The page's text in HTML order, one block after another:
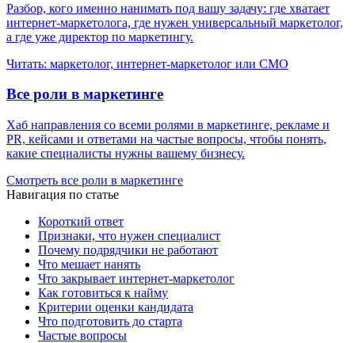
Разбор, кого именно нанимать под вашу задачу: где хватает
интернет-маркетолога, где нужен универсальный маркетолог,
а где уже директор по маркетингу.
Читать: маркетолог, интернет-маркетолог или CMO
Все роли в маркетинге
Хаб направления со всеми ролями в маркетинге, рекламе и
PR, кейсами и ответами на частые вопросы, чтобы понять,
какие специалисты нужны вашему бизнесу.
Смотреть все роли в маркетинге
Навигация по статье
Короткий ответ
Признаки, что нужен специалист
Почему подрядчики не работают
Что мешает нанять
Что закрывает интернет-маркетолог
Как готовиться к найму
Критерии оценки кандидата
Что подготовить до старта
Частые вопросы